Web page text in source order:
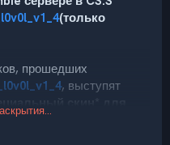
(только
прошедших
, выступят
скин* для
игроки,